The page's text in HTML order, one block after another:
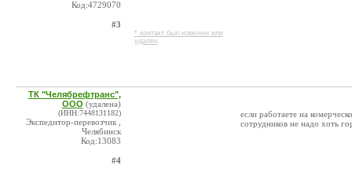
Код:4729070
#3
* контакт был изменен или
удален
ТК "Челябрефтранс",
ООО (удалена)
(ИНН:7448131182)
Экспедитор-перевозчик ,
Челябинск
Код:13083
#4
если работаете на
сотрудников не надо хоть